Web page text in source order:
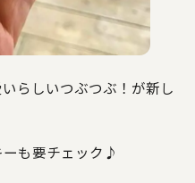
らしいつぶつぶ！が新し
も要チェック♪